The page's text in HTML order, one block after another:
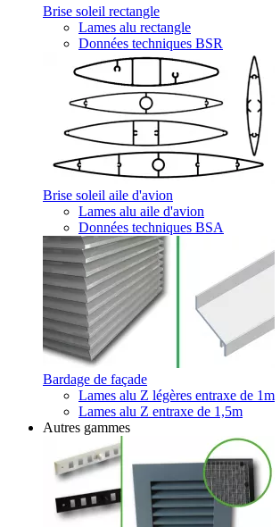
Brise soleil rectangle
Lames alu rectangle
Données techniques BSR
Brise soleil aile d'avion
Lames alu aile d'avion
Données techniques BSA
Bardage de façade
Lames alu Z légères entraxe de 1m
Lames alu Z entraxe de 1,5m
Autres gammes